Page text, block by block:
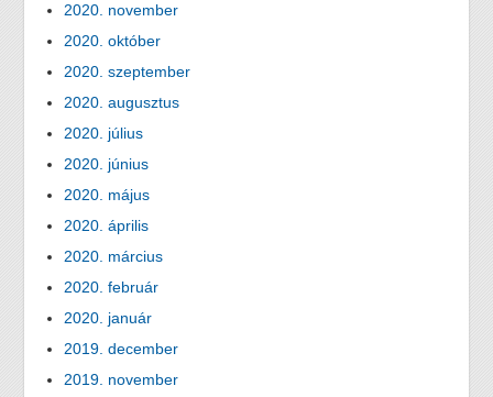
2020. november
2020. október
2020. szeptember
2020. augusztus
2020. július
2020. június
2020. május
2020. április
2020. március
2020. február
2020. január
2019. december
2019. november